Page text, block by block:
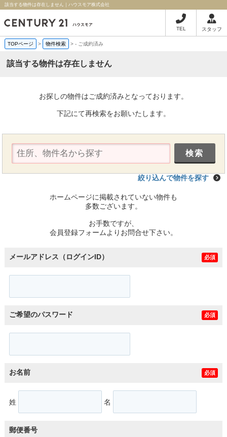
該当する物件は存在しません｜ハウスモア株式会社
TEL スタッフ
TOPページ > 物件検索 >- ご成約済み
該当する物件は存在しません
お探しの物件はご成約済みとなっております。
下記にて再検索をお願いたします。
絞り込んで物件を探す
ホームページに掲載されていない物件も
多数ございます。
お手数ですが、
会員登録フォームよりお問合せ下さい。
メールアドレス（ログインID） 必須
ご希望のパスワード 必須
お名前 必須
姓 名
郵便番号